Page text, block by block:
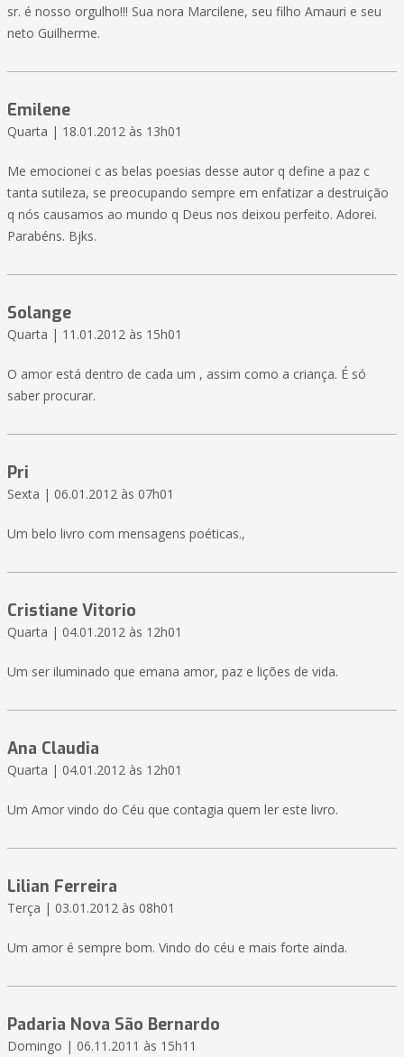
sr. é nosso orgulho!!! Sua nora Marcilene, seu filho Amauri e seu
neto Guilherme.
Emilene
Quarta | 18.01.2012 às 13h01
Me emocionei c as belas poesias desse autor q define a paz c
tanta sutileza, se preocupando sempre em enfatizar a destruição
q nós causamos ao mundo q Deus nos deixou perfeito. Adorei.
Parabéns. Bjks.
Solange
Quarta | 11.01.2012 às 15h01
O amor está dentro de cada um , assim como a criança. É só
saber procurar.
Pri
Sexta | 06.01.2012 às 07h01
Um belo livro com mensagens poéticas.,
Cristiane Vitorio
Quarta | 04.01.2012 às 12h01
Um ser iluminado que emana amor, paz e lições de vida.
Ana Claudia
Quarta | 04.01.2012 às 12h01
Um Amor vindo do Céu que contagia quem ler este livro.
Lilian Ferreira
Terça | 03.01.2012 às 08h01
Um amor é sempre bom. Vindo do céu e mais forte ainda.
Padaria Nova São Bernardo
Domingo | 06.11.2011 às 15h11